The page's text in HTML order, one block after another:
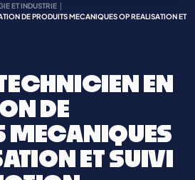
ET INDUSTRIE
DE PRODUITS MECANIQUES OP REALISATION ET
EN
DE
MECANIQUES
ET SUIVI